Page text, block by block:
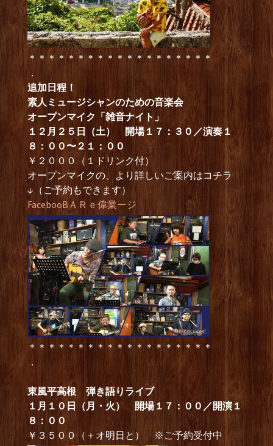
＊＊＊＊＊＊＊＊＊＊＊＊＊＊＊＊＊＊＊
．
追加日程！
素人ミュージシャンのための音楽会
オープンマイク「雑音ナイト」
１２月２５日（土） 開場１７：３０／演奏１
８：００〜２１：００
￥２０００（１ドリンク付）
オープンマイクの、より詳しいご案内はコチラ
↓（ご予約もできます）
FacebooBＡＲｅ偉業ージ
＊＊＊＊＊＊＊＊＊＊＊＊＊＊＊＊＊＊＊
．
東風平高根 弾き語りライブ
１月１０日（月・火） 開場１７：００／開演１
８：００
￥３５００（＋オ明日と） ※ご予約受付中